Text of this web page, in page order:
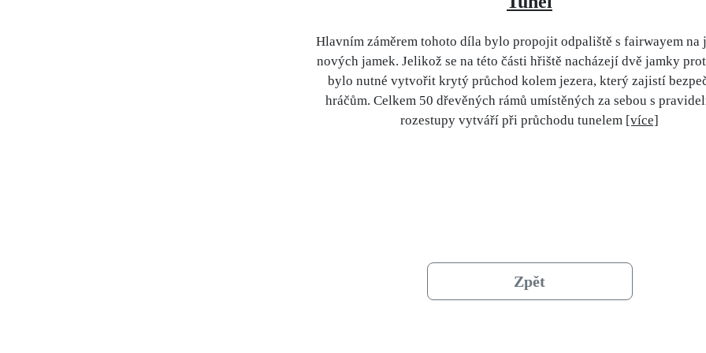
Hlavním záměrem tohoto díla bylo propojit odpaliště s fairwayem na
nových jamek. Jelikož se na této části hřiště nacházejí dvě jamky
bylo nutné vytvořit krytý průchod kolem jezera, který zajistí
hráčům. Celkem 50 dřevěných rámů umístěných za sebou s
rozestupy vytváří při průchodu tunelem [více]
Zpět